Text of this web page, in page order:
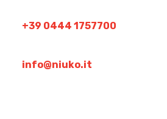
+39 0444 1757700
info@niuko.it